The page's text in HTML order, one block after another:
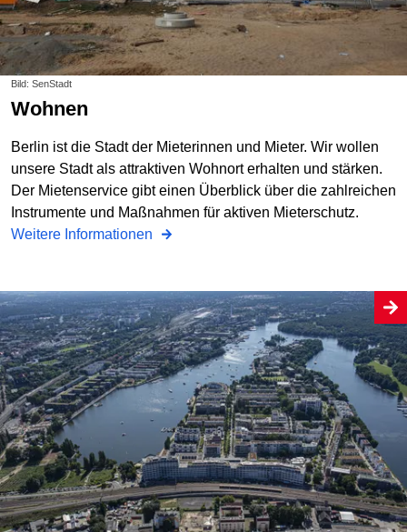
Bild: SenStadt
Wohnen
Berlin ist die Stadt der Mieterinnen und Mieter. Wir wollen
unsere Stadt als attraktiven Wohnort erhalten und stärken.
Der Mietenservice gibt einen Überblick über die zahlreichen
Instrumente und Maßnahmen für aktiven Mieterschutz.
Weitere Informationen